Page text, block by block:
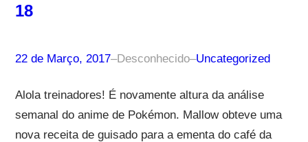
18
22 de Março, 2017–Desconhecido–Uncategorized
Alola treinadores! É novamente altura da análise
semanal do anime de Pokémon. Mallow obteve uma
nova receita de guisado para a ementa do café da